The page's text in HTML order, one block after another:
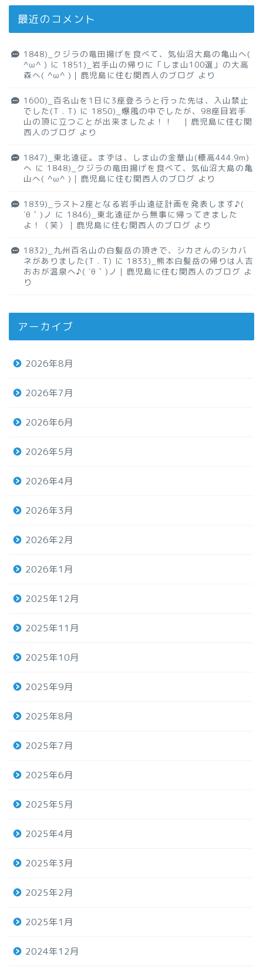
最近のコメント
1848)_クジラの竜田揚げを食べて、気仙沼大島の亀山へ(
^ω^ ) に 1851)_岩手山の帰りに「しま山100選」の大高
森へ( ^ω^ )｜鹿児島に住む関西人のブログ より
1600)_百名山を1日に3座登ろうと行った先は、入山禁止
でした(T . T) に 1850)_爆風の中でしたが、98座目岩手
山の頂に立つことが出来ましたよ！！ ｜鹿児島に住む関
西人のブログ より
1847)_東北遠征。まずは、しま山の金華山(標高444.9m)
へ に 1848)_クジラの竜田揚げを食べて、気仙沼大島の亀
山へ( ^ω^ )｜鹿児島に住む関西人のブログ より
1839)_ラスト2座となる岩手山遠征計画を発表します♪(
´θ｀)ノ に 1846)_東北遠征から無事に帰ってきました
よ！（笑）｜鹿児島に住む関西人のブログ より
1832)_九州百名山の白髪岳の頂きで、シカさんのシカバ
ネがありました(T . T) に 1833)_熊本白髪岳の帰りは人吉
おおが温泉へ♪( ´θ｀)ノ｜鹿児島に住む関西人のブログ よ
り
アーカイブ
2026年8月
2026年7月
2026年6月
2026年5月
2026年4月
2026年3月
2026年2月
2026年1月
2025年12月
2025年11月
2025年10月
2025年9月
2025年8月
2025年7月
2025年6月
2025年5月
2025年4月
2025年3月
2025年2月
2025年1月
2024年12月